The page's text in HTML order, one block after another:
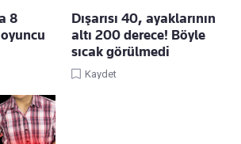
8
Dışarısı 40, ayaklarının
altı 200 derece! Böyle
sıcak görülmedi
Kaydet